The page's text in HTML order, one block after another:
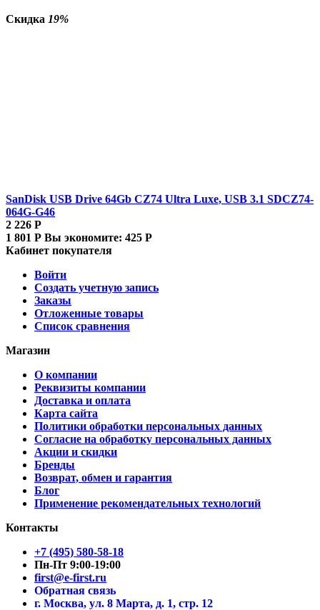
Скидка 19%
SanDisk USB Drive 64Gb CZ74 Ultra Luxe, USB 3.1 SDCZ74-
064G-G46
2 226 Р
1 801 Р Вы экономите: 425 Р
Кабинет покупателя
Войти
Создать учетную запись
Заказы
Отложенные товары
Список сравнения
Магазин
О компании
Реквизиты компании
Доставка и оплата
Карта сайта
Политики обработки персональных данных
Согласие на обработку персональных данных
Акции и скидки
Бренды
Возврат, обмен и гарантия
Блог
Применение рекомендательных технологий
Контакты
+7 (495) 580-58-18
Пн-Пт 9:00-19:00
first@e-first.ru
Обратная связь
г. Москва, ул. 8 Марта, д. 1, стр. 12